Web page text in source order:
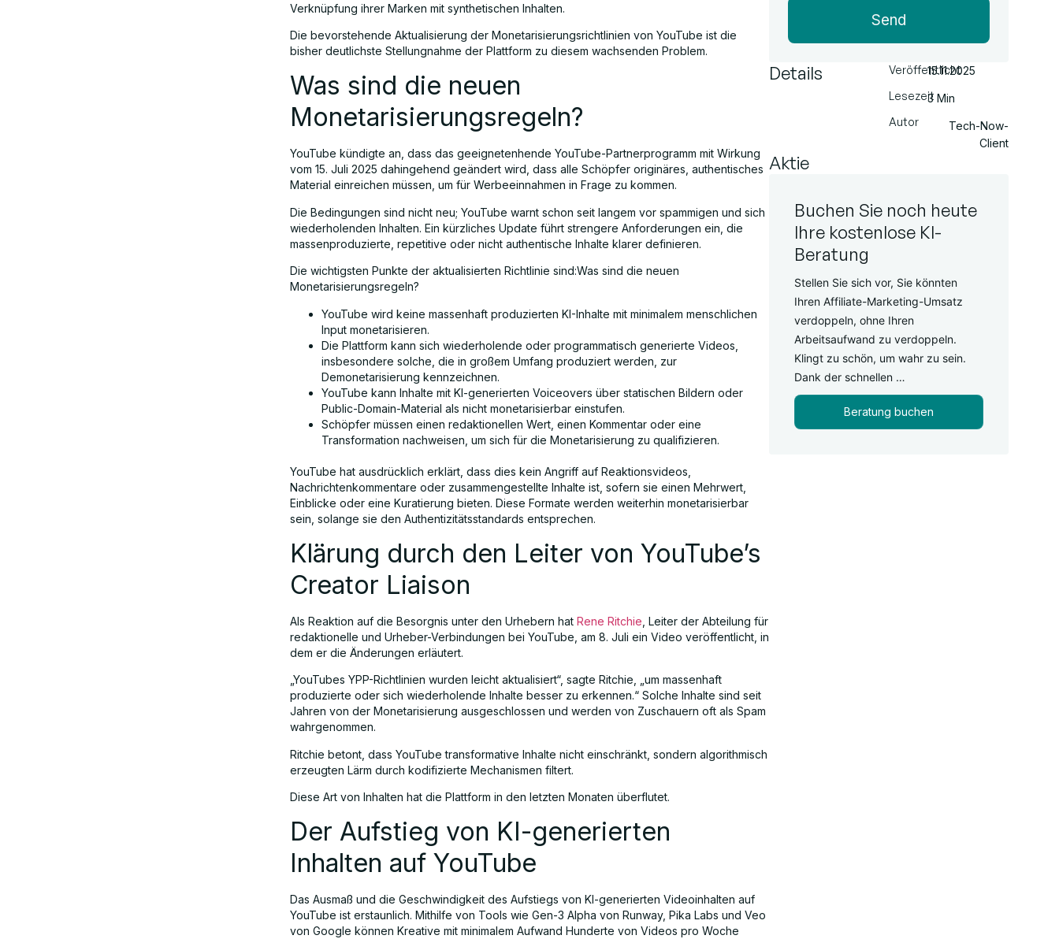
Verknüpfung ihrer Marken mit synthetischen Inhalten.
Die bevorstehende Aktualisierung der Monetarisierungsrichtlinien von YouTube ist die
bisher deutlichste Stellungnahme der Plattform zu diesem wachsenden Problem.
Was sind die neuen
Monetarisierungsregeln?
YouTube kündigte an, dass das geeignetenhende YouTube-Partnerprogramm mit Wirkung
vom 15. Juli 2025 dahingehend geändert wird, dass alle Schöpfer originäres, authentisches
Material einreichen müssen, um für Werbeeinnahmen in Frage zu kommen.
Die Bedingungen sind nicht neu; YouTube warnt schon seit langem vor spammigen und sich
wiederholenden Inhalten. Ein kürzliches Update führt strengere Anforderungen ein, die
massenproduzierte, repetitive oder nicht authentische Inhalte klarer definieren.
Die wichtigsten Punkte der aktualisierten Richtlinie sind:Was sind die neuen
Monetarisierungsregeln?
YouTube wird keine massenhaft produzierten KI-Inhalte mit minimalem menschlichen
Input monetarisieren.
Die Plattform kann sich wiederholende oder programmatisch generierte Videos,
insbesondere solche, die in großem Umfang produziert werden, zur
Demonetarisierung kennzeichnen.
YouTube kann Inhalte mit KI-generierten Voiceovers über statischen Bildern oder
Public-Domain-Material als nicht monetarisierbar einstufen.
Schöpfer müssen einen redaktionellen Wert, einen Kommentar oder eine
Transformation nachweisen, um sich für die Monetarisierung zu qualifizieren.
YouTube hat ausdrücklich erklärt, dass dies kein Angriff auf Reaktionsvideos,
Nachrichtenkommentare oder zusammengestellte Inhalte ist, sofern sie einen Mehrwert,
Einblicke oder eine Kuratierung bieten. Diese Formate werden weiterhin monetarisierbar
sein, solange sie den Authentizitätsstandards entsprechen.
Klärung durch den Leiter von YouTube’s
Creator Liaison
Als Reaktion auf die Besorgnis unter den Urhebern hat Rene Ritchie , Leiter der Abteilung für
redaktionelle und Urheber-Verbindungen bei YouTube, am 8. Juli ein Video veröffentlicht, in
dem er die Änderungen erläutert.
„YouTubes YPP-Richtlinien wurden leicht aktualisiert“, sagte Ritchie, „um massenhaft
produzierte oder sich wiederholende Inhalte besser zu erkennen.“ Solche Inhalte sind seit
Jahren von der Monetarisierung ausgeschlossen und werden von Zuschauern oft als Spam
wahrgenommen.
Ritchie betont, dass YouTube transformative Inhalte nicht einschränkt, sondern algorithmisch
erzeugten Lärm durch kodifizierte Mechanismen filtert.
Diese Art von Inhalten hat die Plattform in den letzten Monaten überflutet.
Der Aufstieg von KI-generierten
Inhalten auf YouTube
Das Ausmaß und die Geschwindigkeit des Aufstiegs von KI-generierten Videoinhalten auf
YouTube ist erstaunlich. Mithilfe von Tools wie Gen-3 Alpha von Runway, Pika Labs und Veo
von Google können Kreative mit minimalem Aufwand Hunderte von Videos pro Woche
Send
Details
Veröffentlicht
Lesezeit
Autor
15.11.2025
3 Min
Tech-Now-
Client
Aktie
Buchen Sie noch heute
Ihre kostenlose KI-
Beratung
Stellen Sie sich vor, Sie könnten
Ihren Affiliate-Marketing-Umsatz
verdoppeln, ohne Ihren
Arbeitsaufwand zu verdoppeln.
Klingt zu schön, um wahr zu sein.
Dank der schnellen …
Beratung buchen